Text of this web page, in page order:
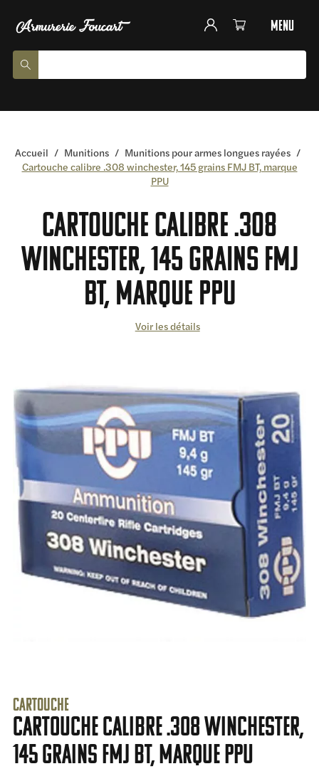
menu
Accueil / Munitions / Munitions pour armes longues rayées /
Cartouche calibre .308 winchester, 145 grains FMJ BT, marque
PPU
Cartouche calibre .308
winchester, 145 grains FMJ
BT, marque PPU
Voir les détails
Cartouche
Cartouche calibre .308 winchester,
145 grains FMJ BT, marque PPU